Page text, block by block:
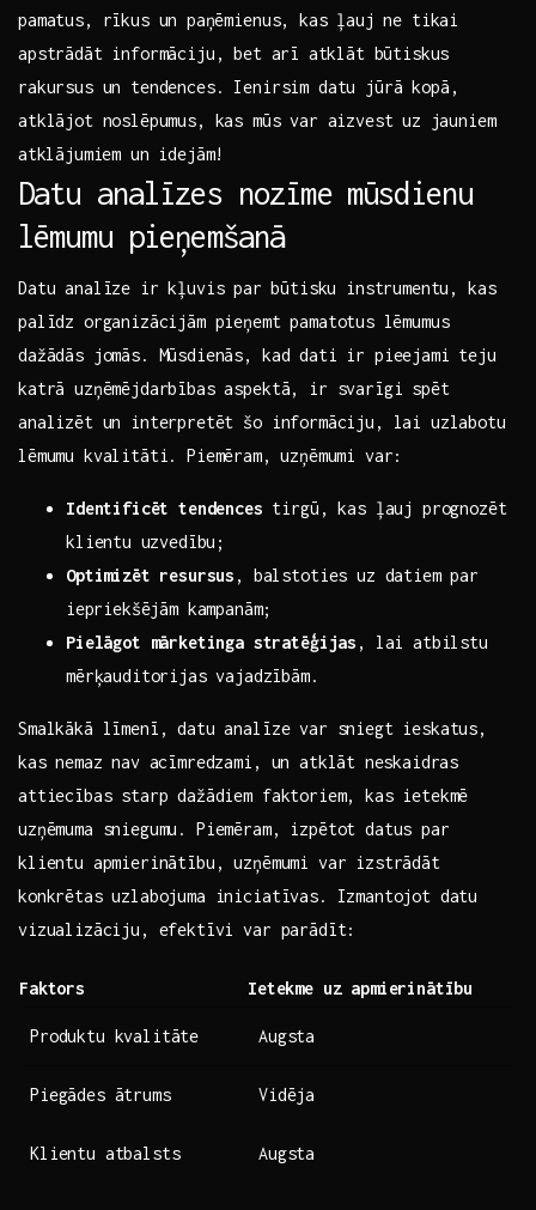
pamatus, rīkus un⁣ paņēmienus,⁤ kas ļauj ne tikai
apstrādāt informāciju, bet⁣ arī⁤ atklāt​ būtiskus
rakursus un tendences. Ienirsim datu jūrā​ kopā,
atklājot noslēpumus, kas mūs⁣ var ​aizvest uz⁣ jauniem
⁤atklājumiem un idejām!
Datu analīzes nozīme ⁣mūsdienu
lēmumu pieņemšanā
Datu ‌analīze ir kļuvis⁢ par ⁤būtisku instrumentu, kas
palīdz organizācijām ​pieņemt pamatotus⁣ lēmumus
dažādās ‌jomās. Mūsdienās, kad dati ir pieejami teju
katrā ​uzņēmējdarbības aspektā, ir svarīgi spēt
analizēt un​ interpretēt šo informāciju, lai uzlabotu
lēmumu​ kvalitāti. Piemēram,⁣ uzņēmumi​ var:
Identificēt tendences tirgū, kas ļauj prognozēt‍
klientu⁤ uzvedību;
Optimizēt​ resursus , balstoties‍ uz datiem par
⁢iepriekšējām kampanām;
Pielāgot ‌mārketinga stratēģijas , ‌lai​ atbilstu⁢
mērķauditorijas ​vajadzībām.
Smalkākā līmenī,‌ datu analīze var sniegt ieskatus,​
kas⁢ nemaz nav acīmredzami,‍ un atklāt ⁢neskaidras
attiecības starp dažādiem faktoriem, kas ietekmē​
uzņēmuma sniegumu. Piemēram, izpētot datus par
klientu apmierinātību, uzņēmumi var izstrādāt ​
konkrētas uzlabojuma iniciatīvas. Izmantojot‌ datu
vizualizāciju, efektīvi var parādīt:
Faktors Ietekme uz apmierinātību
Produktu kvalitāte Augsta
Piegādes ātrums Vidēja
Klientu atbalsts Augsta